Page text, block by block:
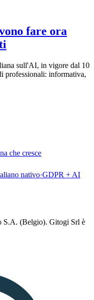
fare ora
sull'AI, in vigore dal 10
professionali: informativa,
che cresce
nativo·GDPR + AI
S.A. (Belgio). Gitogi Srl è